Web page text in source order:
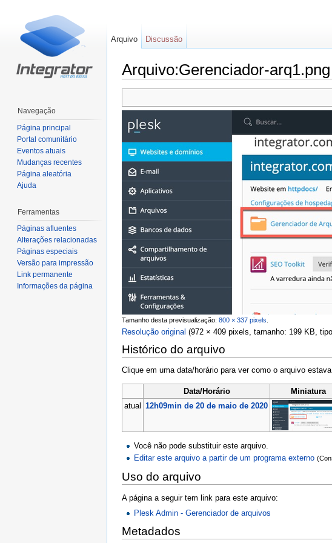
Arquivo:Gerenciador-arq1.png
Tamanho desta previsualização: 800 × 337 pixels
Resolução original (972 × 409 pixels, tamanho: 199 KB,
Histórico do arquivo
Clique em uma data/horário para ver como o arquivo
Data/Horário Miniatura
atual 12h09min de 20 de maio de 2020
Você não pode substituir este arquivo.
Editar este arquivo a partir de um programa externo
Uso do arquivo
A página a seguir tem link para este arquivo:
Plesk Admin - Gerenciador de arquivos
Metadados
Arquivo Discussão
Navegação
Página principal
Portal comunitário
Eventos atuais
Mudanças recentes
Página aleatória
Ajuda
Ferramentas
Páginas afluentes
Alterações relacionadas
Páginas especiais
Versão para impressão
Link permanente
Informações da página